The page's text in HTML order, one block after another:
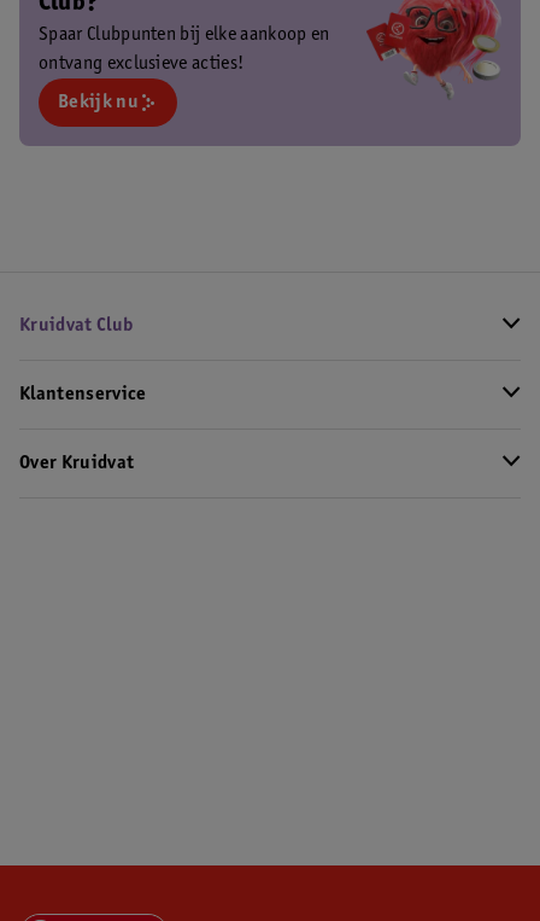
Club?
Spaar Clubpunten bij elke aankoop en
ontvang exclusieve acties!
Bekijk nu
Kruidvat Club
Klantenservice
Over Kruidvat